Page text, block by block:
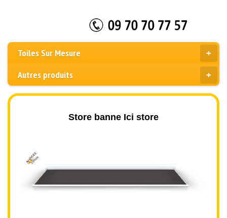
Toiles Sur Mesure
Autres produits
Store banne Ici store
AVANCEE:
300cm